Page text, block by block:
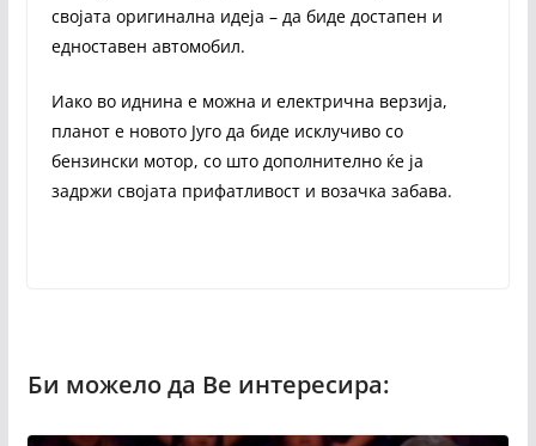
својата оригинална идеја – да биде достапен и
едноставен автомобил.
Иако во иднина е можна и електрична верзија,
планот е новото Југо да биде исклучиво со
бензински мотор, со што дополнително ќе ја
задржи својата прифатливост и возачка забава.